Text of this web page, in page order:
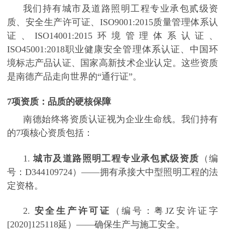
我们持有城市及道路照明工程专业承包贰级资
质、安全生产许可证、 ISO9001:2015质量管理体系认
证、ISO14001:2015环境管理体系认证、
ISO45001:2018职业健康安全管理体系认证、中国环
境标志产品认证、国家高新技术企业认定。这些资质
是南德产品走向世界的“通行证”。
7项资质：品质的硬核保障
南德始终将资质认证视为企业生命线。我们持有
的7项核心资质包括：
1.城市及道路照明工程专业承包贰级资质 （编
号：D344109724）——拥有承接大中型照明工程的法
定资格。
2. 安全生产许可证 （编号：粤JZ安许证字
[2020]125118延）——确保生产与施工安全。